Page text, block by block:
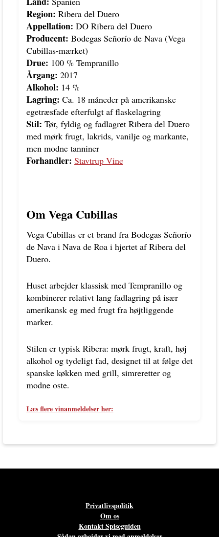
Region: Ribera del Duero
Appellation: DO Ribera del Duero
Producent: Bodegas Señorío de Nava (Vega
Cubillas-mærket)
Drue: 100 % Tempranillo
Årgang: 2017
Alkohol: 14 %
Lagring: Ca. 18 måneder på amerikanske
egetræsfade efterfulgt af flaskelagring
Stil: Tør, fyldig og fadlagret Ribera del Duero
med mørk frugt, lakrids, vanilje og markante,
men modne tanniner
Forhandler: Stavtrup Vine
Om Vega Cubillas
Vega Cubillas er et brand fra Bodegas Señorío
de Nava i Nava de Roa i hjertet af Ribera del
Duero.
Huset arbejder klassisk med Tempranillo og
kombinerer relativt lang fadlagring på især
amerikansk eg med frugt fra højtliggende
marker.
Stilen er typisk Ribera: mørk frugt, kraft, høj
alkohol og tydeligt fad, designet til at følge det
spanske køkken med grill, simreretter og
modne oste.
Læs flere vinanmeldelser her:
Privatlivspolitik
Om os
Kontakt Spiseguiden